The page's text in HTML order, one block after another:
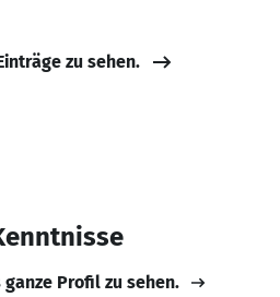
zu sehen.
Profil zu sehen.